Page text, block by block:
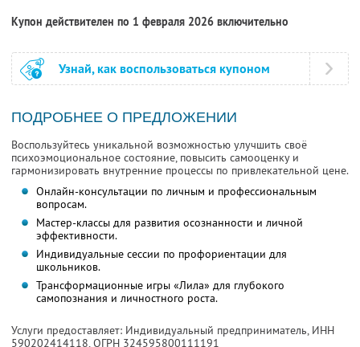
Купон действителен по 1 февраля 2026 включительно
Узнай, как воспользоваться купоном
ПОДРОБНЕЕ О ПРЕДЛОЖЕНИИ
Воспользуйтесь уникальной возможностью улучшить своё
психоэмоциональное состояние, повысить самооценку и
гармонизировать внутренние процессы по привлекательной цене.
Онлайн-консультации по личным и профессиональным
вопросам.
Мастер-классы для развития осознанности и личной
эффективности.
Индивидуальные сессии по профориентации для
школьников.
Трансформационные игры «Лила» для глубокого
самопознания и личностного роста.
Услуги предоставляет: Индивидуальный предприниматель, ИНН
590202414118, ОГРН 324595800111191